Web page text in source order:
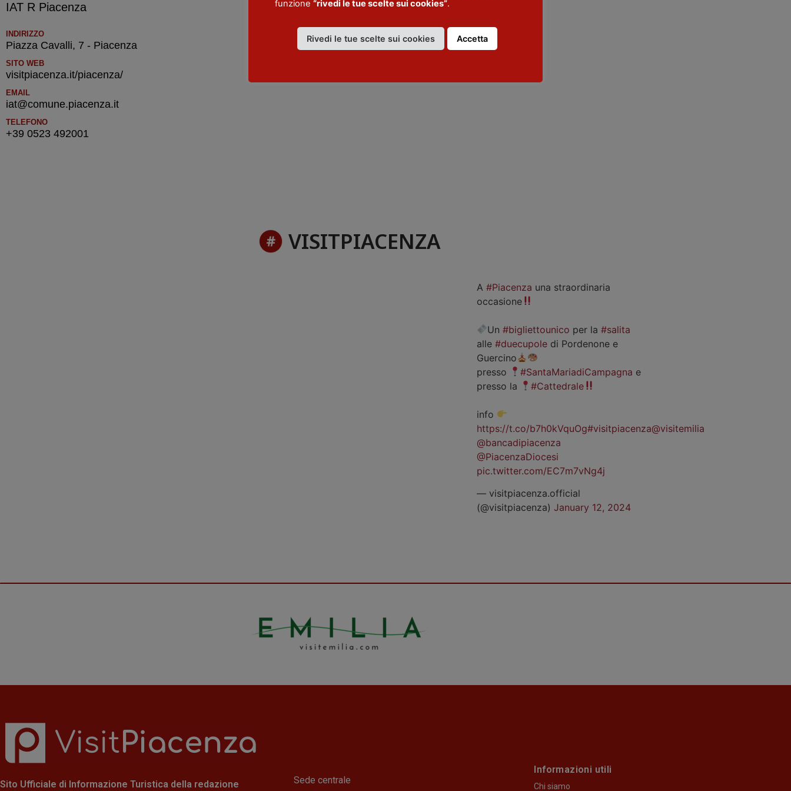
IAT R Piacenza
INDIRIZZO
Piazza Cavalli, 7 - Piacenza
SITO WEB
visitpiacenza.it/piacenza/
EMAIL
iat@comune.piacenza.it
TELEFONO
+39 0523 492001
VISITPIACENZA
A #Piacenza una straordinaria
occasione
Un#bigliettounico per la#salita
alle #duecupoledi Pordenone e
Guercino
presso
#SantaMariadiCampagna e
presso la
#Cattedrale
info
https://t.co/b7h0kVquOg#visitpiacenza@visitemilia
@bancadipiacenza
@PiacenzaDiocesi
pic.twitter.com/EC7m7vNg4j
— visitpiacenza.official
(@visitpiacenza) January 12, 2024
Sito Ufficiale di Informazione Turistica della redazione
Sede centrale
Informazioni utili
Chi siamo
funzione “rivedi le tue scelte sui cookies”.
Rivedi le tue scelte sui cookies Accetta